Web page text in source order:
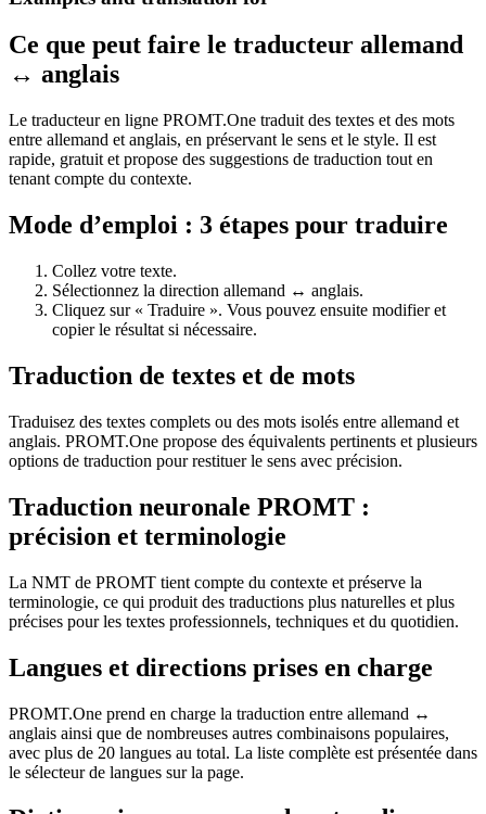
Ce que peut faire le traducteur allemand
↔ anglais
Le traducteur en ligne PROMT.One traduit des textes et des mots
entre allemand et anglais, en préservant le sens et le style. Il est
rapide, gratuit et propose des suggestions de traduction tout en
tenant compte du contexte.
Mode d’emploi : 3 étapes pour traduire
Collez votre texte.
Sélectionnez la direction allemand ↔ anglais.
Cliquez sur « Traduire ». Vous pouvez ensuite modifier et
copier le résultat si nécessaire.
Traduction de textes et de mots
Traduisez des textes complets ou des mots isolés entre allemand et
anglais. PROMT.One propose des équivalents pertinents et plusieurs
options de traduction pour restituer le sens avec précision.
Traduction neuronale PROMT :
précision et terminologie
La NMT de PROMT tient compte du contexte et préserve la
terminologie, ce qui produit des traductions plus naturelles et plus
précises pour les textes professionnels, techniques et du quotidien.
Langues et directions prises en charge
PROMT.One prend en charge la traduction entre allemand ↔
anglais ainsi que de nombreuses autres combinaisons populaires,
avec plus de 20 langues au total. La liste complète est présentée dans
le sélecteur de langues sur la page.